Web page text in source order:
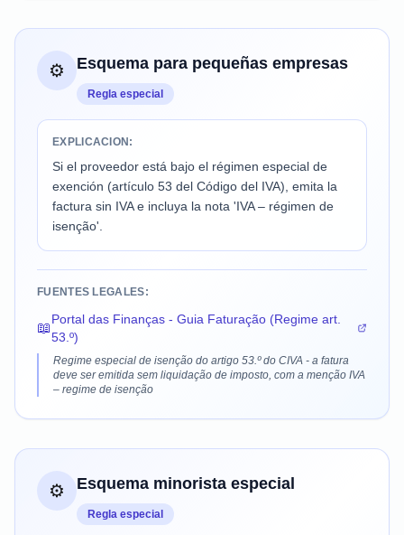
⚙️ Esquema para pequeñas empresas
Regla especial
EXPLICACION:
Si el proveedor está bajo el régimen especial de
exención (artículo 53 del Código del IVA), emita la
factura sin IVA e incluya la nota 'IVA – régimen de
isenção'.
FUENTES LEGALES:
📖
Portal das Finanças - Guia Faturação (Regime art.
53.º)
Regime especial de isenção do artigo 53.º do CIVA - a fatura
deve ser emitida sem liquidação de imposto, com a menção IVA
– regime de isenção
⚙️ Esquema minorista especial
Regla especial